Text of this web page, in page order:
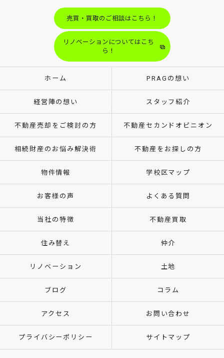
売買・買取のご相談はこちら！
リノベーションについてはこち
ら！
ホーム PRAGの想い
経営陣の想い スタッフ紹介
不動産売却をご検討の方 不動産セカンドオピニオン
相続財産のお悩み解決術 不動産をお探しの方
物件情報 学校区マップ
お客様の声 よくある質問
当社の特徴 不動産買取
住み替え 仲介
リノベーション 土地
ブログ コラム
アクセス お問い合わせ
プライバシーポリシー サイトマップ